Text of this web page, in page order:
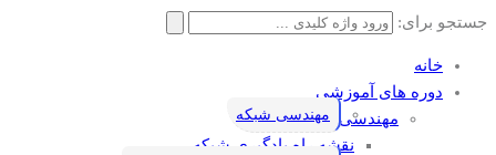
جستجو برای:
خانه
دوره های آموزشی
مهندسی شبکه
نقشه راه یادگیری شبکه
مهندسی شبکه